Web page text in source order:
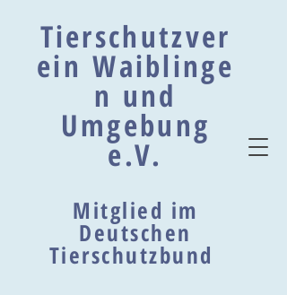
Tierschutzver
ein Waiblinge
n und
Umgebung
e.V.
Mitglied im
Deutschen
Tierschutzbund